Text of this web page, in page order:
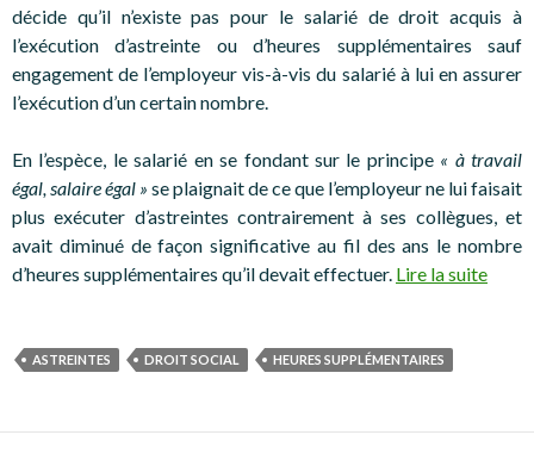
décide qu’il n’existe pas pour le salarié de droit acquis à
l’exécution d’astreinte ou d’heures supplémentaires sauf
engagement de l’employeur vis-à-vis du salarié à lui en assurer
l’exécution d’un certain nombre.
En l’espèce, le salarié en se fondant sur le principe « à travail
égal, salaire égal » se plaignait de ce que l’employeur ne lui faisait
plus exécuter d’astreintes contrairement à ses collègues, et
avait diminué de façon significative au fil des ans le nombre
d’heures supplémentaires qu’il devait effectuer. Lire la suite
ASTREINTES DROIT SOCIAL HEURES SUPPLÉMENTAIRES